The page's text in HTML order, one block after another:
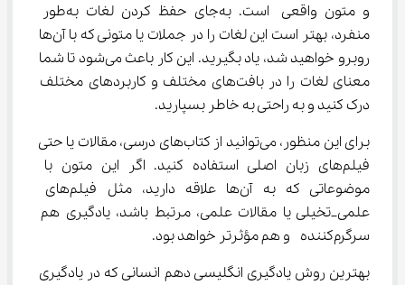
و متون واقعی است. به‌جای حفظ کردن لغات به‌طور
منفرد، بهتر است این لغات را در جملات یا متونی که با آن‌ها
روبرو خواهید شد، یاد بگیرید. این کار باعث می‌شود تا شما
معنای لغات را در بافت‌های مختلف و کاربردهای مختلف
درک کنید و به راحتی به خاطر بسپارید.
برای این منظور، می‌توانید از کتاب‌های درسی، مقالات یا حتی
فیلم‌های زبان اصلی استفاده کنید. اگر این متون با
موضوعاتی که به آن‌ها علاقه دارید، مثل فیلم‌های
علمی_تخیلی یا مقالات علمی، مرتبط باشد، یادگیری هم
سرگرم‌کننده‌  و هم مؤثرتر خواهد بود.
بهترین روش یادگیری انگلیسی دهم انسانی که در یادگیری